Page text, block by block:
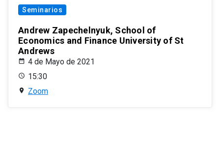
Seminarios
Andrew Zapechelnyuk, School of
Economics and Finance University of St
Andrews
4 de Mayo de 2021
15:30
Zoom